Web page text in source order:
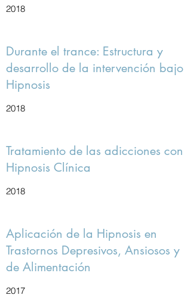
2018
Durante el trance: Estructura y
desarrollo de la intervención bajo
Hipnosis
2018
Tratamiento de las adicciones con
Hipnosis Clínica
2018
Aplicación de la Hipnosis en
Trastornos Depresivos, Ansiosos y
de Alimentación
2017